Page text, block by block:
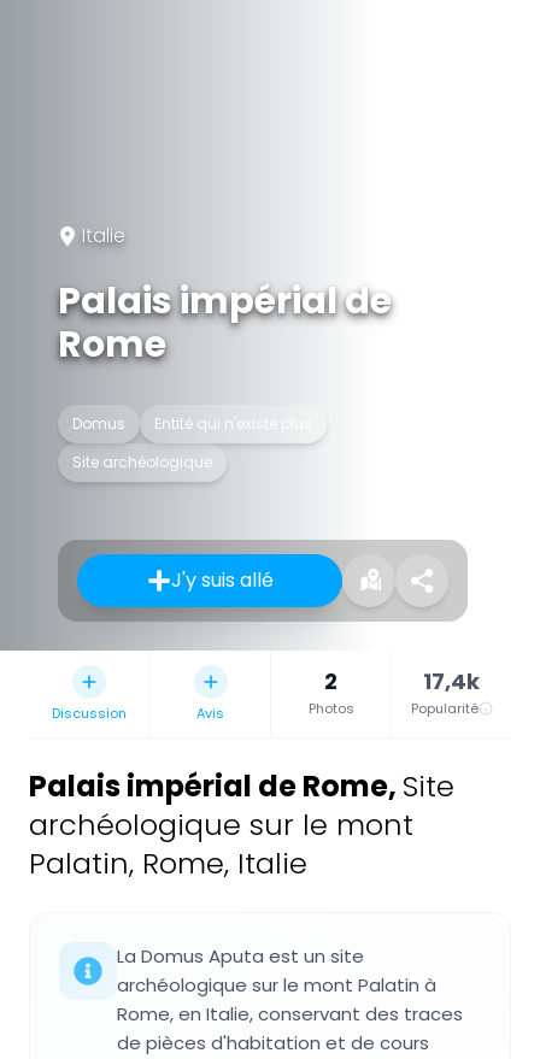
Italie
Palais impérial de
Rome
Domus
Entité qui n'existe plus
Site archéologique
J'y suis allé
Discussion Avis
2
Photos
17,4k
Popularité
Palais impérial de Rome, Site
archéologique sur le mont
Palatin, Rome, Italie
La Domus Aputa est un site
archéologique sur le mont Palatin à
Rome, en Italie, conservant des traces
de pièces d'habitation et de cours